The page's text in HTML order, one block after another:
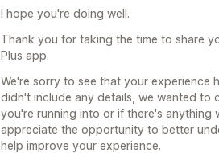
I hope you're doing well.
Thank you for taking the time to share
Plus app.
We're sorry to see that your experience
didn't include any details, we wanted to
you're running into or if there's anything
appreciate the opportunity to better
help improve your experience.